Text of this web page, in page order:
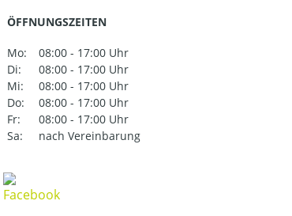
ÖFFNUNGSZEITEN
Mo:
08:00 - 17:00 Uhr
Di:
08:00 - 17:00 Uhr
Mi:
08:00 - 17:00 Uhr
Do:
08:00 - 17:00 Uhr
Fr:
08:00 - 17:00 Uhr
Sa:
nach Vereinbarung